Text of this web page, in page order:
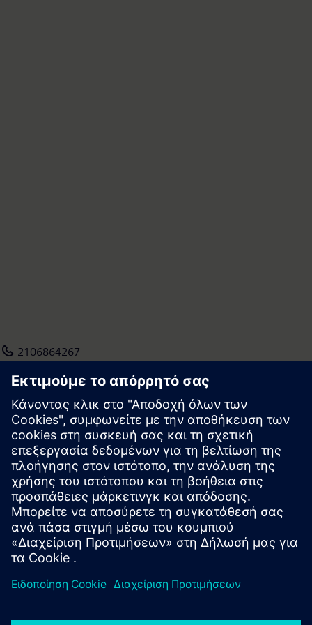
2106864267
eirini.koufaki@siemens.com
Press | Company | Siemens
© Siemens 1996 – 2026
Corporate Information
Privacy Policy